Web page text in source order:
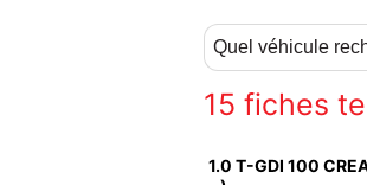
15 fiches
1.0 T-GDI 100